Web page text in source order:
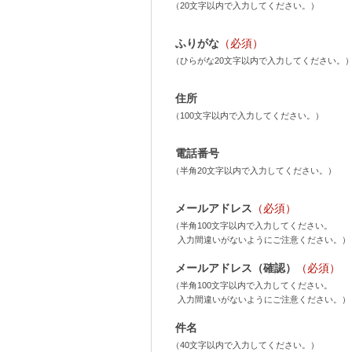
（20文字以内で入力してください。）
ふりがな （必須）
（ひらがな20文字以内で入力してください。
住所
（100文字以内で入力してください。）
電話番号
（半角20文字以内で入力してください。）
メールアドレス （必須）
（半角100文字以内で入力してください。
入力間違いがないようにご注意ください。）
メールアドレス（確認） （必須）
（半角100文字以内で入力してください。
入力間違いがないようにご注意ください。）
件名
（40文字以内で入力してください。）